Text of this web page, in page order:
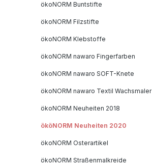
ökoNORM Buntstifte
ökoNORM Filzstifte
ökoNORM Klebstoffe
ökoNORM nawaro Fingerfarben
ökoNORM nawaro SOFT-Knete
ökoNORM nawaro Textil Wachsmaler
ökoNORM Neuheiten 2018
ököNORM Neuheiten 2020
ökoNORM Osterartikel
ökoNORM Straßenmalkreide